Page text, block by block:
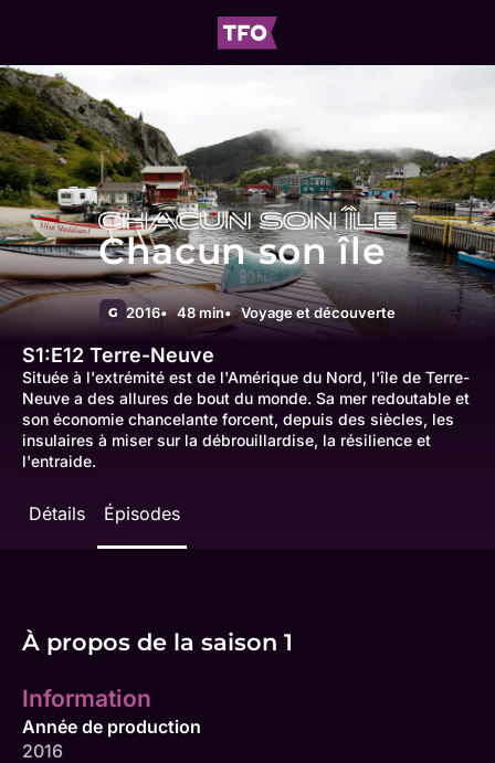
Chacun son île
G 2016 48 min Voyage et découverte
S1:E12 Terre-Neuve
Située à l'extrémité est de l'Amérique du Nord, l'île de Terre-
Neuve a des allures de bout du monde. Sa mer redoutable et
son économie chancelante forcent, depuis des siècles, les
insulaires à miser sur la débrouillardise, la résilience et
l'entraide.
Détails Épisodes
À propos de la saison 1
Information
Année de production
2016